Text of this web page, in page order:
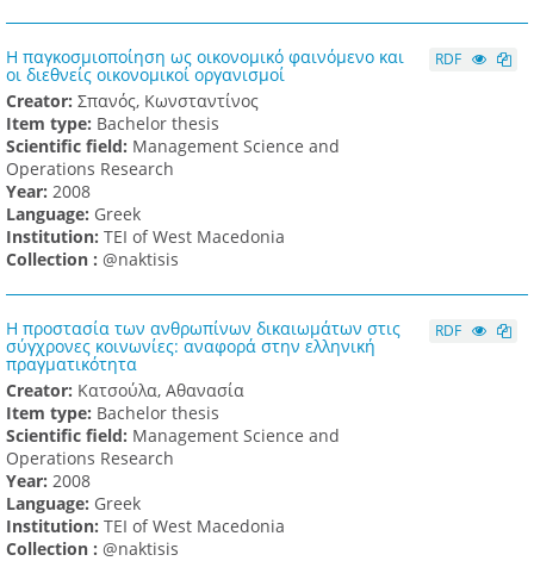
Η παγκοσμιοποίηση ως οικονομικό φαινόμενο και
οι διεθνείς οικονομικοί οργανισμοί
Creator: Σπανός, Κωνσταντίνος
Item type: Bachelor thesis
Scientific field: Management Science and
Operations Research
Υear: 2008
Language: Greek
Institution: TEI of West Macedonia
Collection : @naktisis
RDF
Η προστασία των ανθρωπίνων δικαιωμάτων στις
σύγχρονες κοινωνίες: αναφορά στην ελληνική
πραγματικότητα
Creator: Κατσούλα, Αθανασία
Item type: Bachelor thesis
Scientific field: Management Science and
Operations Research
Υear: 2008
Language: Greek
Institution: TEI of West Macedonia
Collection : @naktisis
RDF